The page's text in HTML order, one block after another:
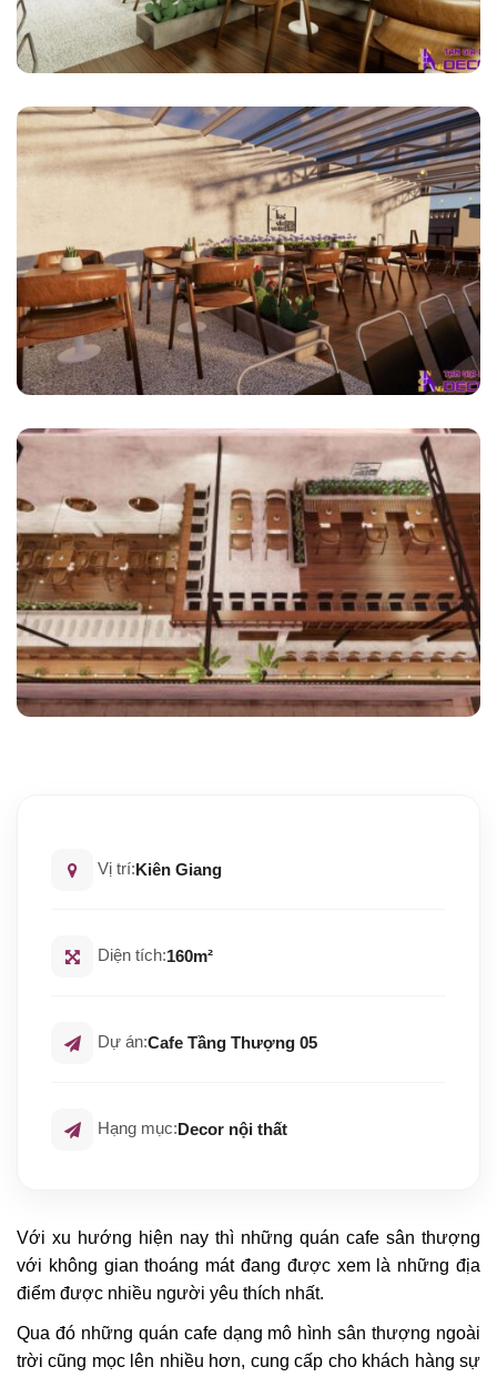
Vị trí:Kiên Giang
Diện tích:160m²
Dự án:Cafe Tầng Thượng 05
Hạng mục:Decor nội thất
Với xu hướng hiện nay thì những quán cafe sân thượng
với không gian thoáng mát đang được xem là những địa
điểm được nhiều người yêu thích nhất.
Qua đó những quán cafe dạng mô hình sân thượng ngoài
trời cũng mọc lên nhiều hơn, cung cấp cho khách hàng sự